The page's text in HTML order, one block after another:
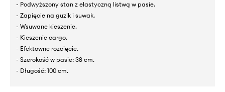
- Podwyższony stan z elastyczną listwą w pasie.
- Zapięcie na guzik i suwak.
- Wsuwane kieszenie.
- Kieszenie cargo.
- Efektowne rozcięcie.
- Szerokość w pasie: 38 cm.
- Długość: 100 cm.